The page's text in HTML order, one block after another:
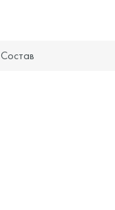
Состав